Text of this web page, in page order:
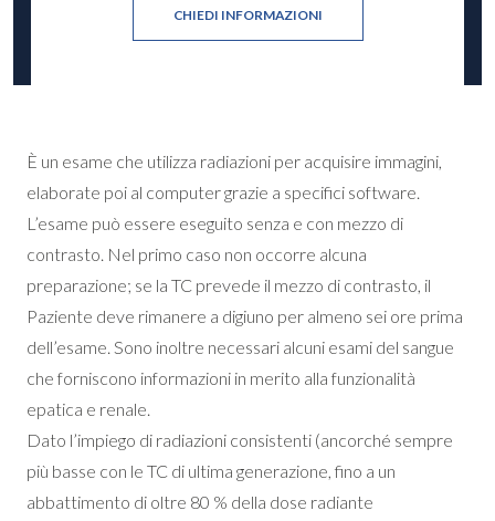
CHIEDI INFORMAZIONI
È un esame che utilizza radiazioni per acquisire immagini,
elaborate poi al computer grazie a specifici software.
L’esame può essere eseguito senza e con mezzo di
contrasto. Nel primo caso non occorre alcuna
preparazione; se la TC prevede il mezzo di contrasto, il
Paziente deve rimanere a digiuno per almeno sei ore prima
dell’esame. Sono inoltre necessari alcuni esami del sangue
che forniscono informazioni in merito alla funzionalità
epatica e renale.
Dato l’impiego di radiazioni consistenti (ancorché sempre
più basse con le TC di ultima generazione, fino a un
abbattimento di oltre 80 % della dose radiante